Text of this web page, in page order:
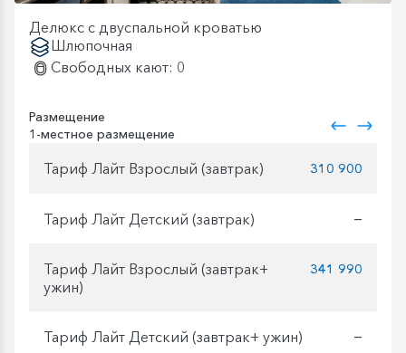
Делюкс с двуспальной кроватью
Шлюпочная
Свободных кают: 0
Размещение
1-местное размещение
Тариф Лайт Взрослый (завтрак) 310 900
Тариф Лайт Детский (завтрак) —
Тариф Лайт Взрослый (завтрак+
ужин)
341 990
Тариф Лайт Детский (завтрак+ ужин) —